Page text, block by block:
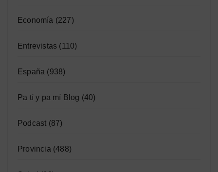
Economía (227)
Entrevistas (110)
España (938)
Pa tí y pa mí Blog (40)
Podcast (87)
Provincia (488)